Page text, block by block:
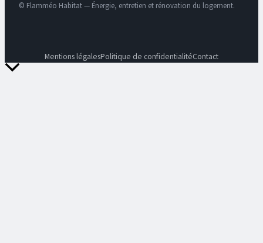
© Flamméo Habitat — Énergie, entretien et rénovation du logement.
Mentions légalesPolitique de confidentialitéContact